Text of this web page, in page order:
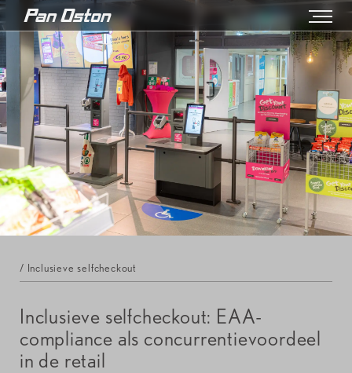
/ Inclusieve selfcheckout
Inclusieve selfcheckout: EAA-
compliance als concurrentievoordeel
in de retail